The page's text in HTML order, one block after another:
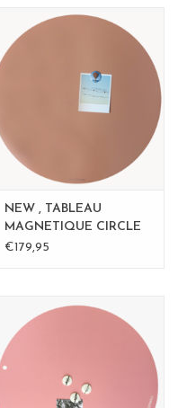
NEW , TABLEAU
MAGNETIQUE CIRCLE
ROSE - 60 cm - Copy -
€179,95